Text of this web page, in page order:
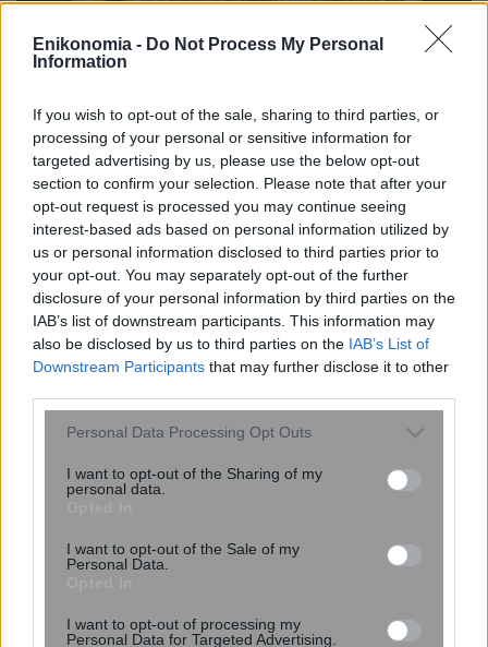
Enikonomia - Do Not Process My Personal
Information
If you wish to opt-out of the sale, sharing to third parties, or
processing of your personal or sensitive information for
targeted advertising by us, please use the below opt-out
section to confirm your selection. Please note that after your
opt-out request is processed you may continue seeing
interest-based ads based on personal information utilized by
us or personal information disclosed to third parties prior to
your opt-out. You may separately opt-out of the further
disclosure of your personal information by third parties on the
IAB’s list of downstream participants. This information may
also be disclosed by us to third parties on the IAB’s List of
Downstream Participants that may further disclose it to other
Please note that this website/app uses one or more Google
not limited to your visit or usage behaviour. You may click to
grant or deny consent to Google and its third-party tags to
consent section.
Personal Data Processing Opt Outs
I want to opt-out of the Sharing of my
personal data.
I want to opt-out of the Sale of my
Personal Data.
I want to opt-out of processing my
Personal Data for Targeted Advertising.
Σκανδιναβικό bob: Το καρέ που κάνει
τα λεπτά μαλλιά να δείχνουν πιο
πλούσια – Το προτιμούν celebrities
6 φράσεις που χρησιμοποιούν οι
ναρκισσιστές στους καβγάδες για να